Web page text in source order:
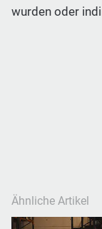
wurden oder
Ähnliche Artikel